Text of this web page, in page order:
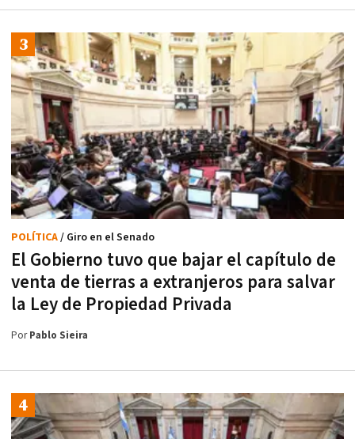
El Gobierno tuvo que bajar el capítulo de
venta de tierras a extranjeros para salvar
la Ley de Propiedad Privada
POLÍTICA/ Giro en el Senado
PorPablo Sieira